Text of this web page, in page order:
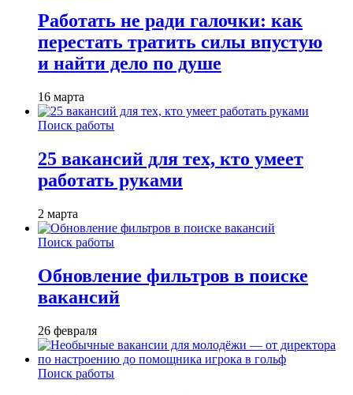
Работать не ради галочки: как
перестать тратить силы впустую
и найти дело по душе
16 марта
Поиск работы
25 вакансий для тех, кто умеет
работать руками
2 марта
Поиск работы
Обновление фильтров в поиске
вакансий
26 февраля
Поиск работы